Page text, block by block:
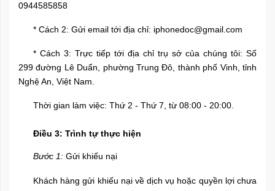
0944585858
* Cách 2: Gửi email tới địa chỉ: iphonedoc@gmail.com
* Cách 3: Trực tiếp tới địa chỉ trụ sở của chúng tôi: Số
299 đường Lê Duẩn, phường Trung Đô, thành phố Vinh, tỉnh
Nghệ An, Việt Nam.
Thời gian làm việc: Thứ 2 - Thứ 7, từ 08:00 - 20:00.
Điều 3: Trình tự thực hiện
Bước 1: Gửi khiếu nại
Khách hàng gửi khiếu nại về dịch vụ hoặc quyền lợi chưa